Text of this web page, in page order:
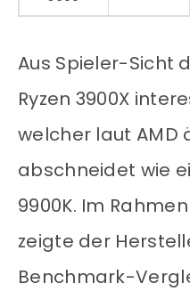
Aus Spieler-Sicht
Ryzen 3900X
welcher laut AMD
abschneidet wie
9900K. Im
zeigte der
Benchmark-